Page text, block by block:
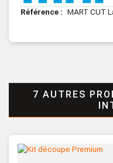
Référence MART CUT
7 AUTRES